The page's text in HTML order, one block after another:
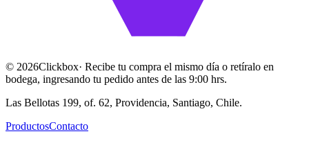
© 2026Clickbox· Recibe tu compra el mismo día o retíralo en
bodega, ingresando tu pedido antes de las 9:00 hrs.
Las Bellotas 199, of. 62, Providencia, Santiago, Chile.
ProductosContacto